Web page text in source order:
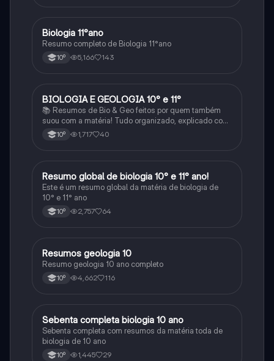
Biologia
Biologia 11°ano
Resumo completo de Biologia 11°ano
10º 5,166 143
Biologia
BIOLOGIA E GEOLOGIA 10° e 11°
📚 Resumos de Bio & Geo feitos por quem também
suou com a matéria! Tudo organizado, explicado com
clareza e cheio de esquemas que ajudam mesmo a
perceber. Para estudar sem stress e com mais
10º 1,717 40
Biologia
Resumo global de biologia 10° e 11° ano!
Este é um resumo global da matéria de biologia de
10° e 11° ano
10º 2,757 64
Biologia
Resumos geologia 10
Resumo geologia 10 ano completo
10º 4,662 116
Biologia
Sebenta completa biologia 10 ano
Sebenta completa com resumos da matéria toda de
biologia de 10 ano
10º 1,445 29